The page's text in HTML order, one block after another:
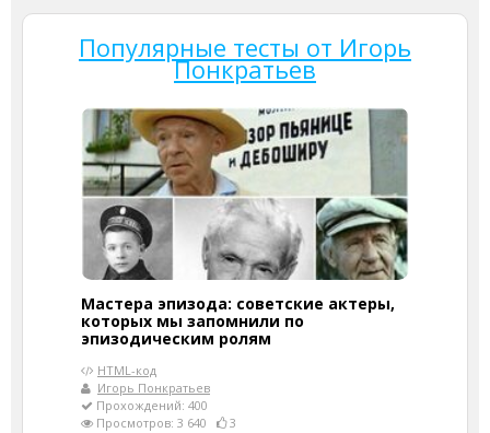
Популярные тесты от Игорь
Понкратьев
Мастера эпизода: советские актеры,
которых мы запомнили по
эпизодическим ролям
HTML-код
Игорь Понкратьев
Прохождений: 400
Просмотров: 3 640
3